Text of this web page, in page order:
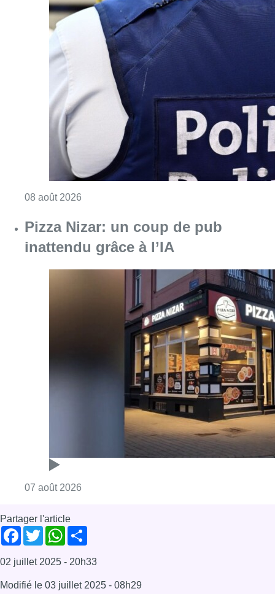
08 août 2026
Pizza Nizar: un coup de pub
inattendu grâce à l’IA
07 août 2026
Partager l'article
Facebook
TwitterWhatsApp
02 juillet 2025 - 20h33
Modifié le 03 juillet 2025 - 08h29